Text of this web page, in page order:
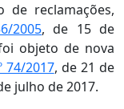
reclamações,
2005, de 15 de
objeto de nova
74/2017, de 21 de
julho de 2017.